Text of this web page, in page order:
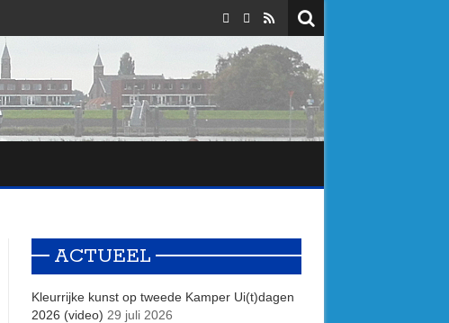
ACTUEEL
Kleurrijke kunst op tweede Kamper Ui(t)dagen
2026 (video) 29 juli 2026